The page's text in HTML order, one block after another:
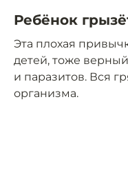
Ребёнок
Эта плохая
детей, тоже
и паразитов. Вся
организма.